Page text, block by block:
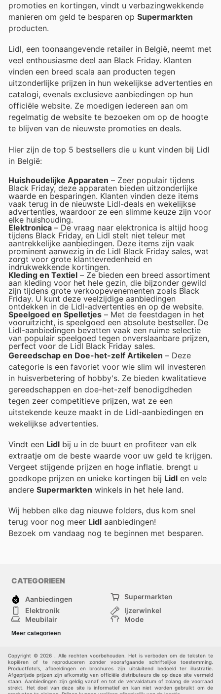
promoties en kortingen, vindt u verbazingwekkende
manieren om geld te besparen op Supermarkten
producten.
Lidl, een toonaangevende retailer in België, neemt met
veel enthousiasme deel aan Black Friday. Klanten
vinden een breed scala aan producten tegen
uitzonderlijke prijzen in hun wekelijkse advertenties en
catalogi, evenals exclusieve aanbiedingen op hun
officiële website. Ze moedigen iedereen aan om
regelmatig de website te bezoeken om op de hoogte
te blijven van de nieuwste promoties en deals.
Hier zijn de top 5 bestsellers die u kunt vinden bij Lidl
in België:
Huishoudelijke Apparaten – Zeer populair tijdens
Black Friday, deze apparaten bieden uitzonderlijke
waarde en besparingen. Klanten vinden deze items
vaak terug in de nieuwste Lidl-deals en wekelijkse
advertenties, waardoor ze een slimme keuze zijn voor
elke huishouding.
Elektronica – De vraag naar elektronica is altijd hoog
tijdens Black Friday, en Lidl stelt niet teleur met
aantrekkelijke aanbiedingen. Deze items zijn vaak
prominent aanwezig in de Lidl Black Friday sales, wat
zorgt voor grote klanttevredenheid en
indrukwekkende kortingen.
Kleding en Textiel – Ze bieden een breed assortiment
aan kleding voor het hele gezin, die bijzonder gewild
zijn tijdens grote verkoopevenementen zoals Black
Friday. U kunt deze veelzijdige aanbiedingen
ontdekken in de Lidl-advertenties en op de website.
Speelgoed en Spelletjes – Met de feestdagen in het
vooruitzicht, is speelgoed een absolute bestseller. De
Lidl-aanbiedingen bevatten vaak een ruime selectie
van populair speelgoed tegen onverslaanbare prijzen,
perfect voor de Lidl Black Friday sales.
Gereedschap en Doe-het-zelf Artikelen – Deze
categorie is een favoriet voor wie slim wil investeren
in huisverbetering of hobby's. Ze bieden kwalitatieve
gereedschappen en doe-het-zelf benodigdheden
tegen zeer competitieve prijzen, wat ze een
uitstekende keuze maakt in de Lidl-aanbiedingen en
wekelijkse advertenties.
Vindt een Lidl bij u in de buurt en profiteer van elk
extraatje om de beste waarde voor uw geld te krijgen.
Vergeet stijgende prijzen en hoge inflatie. brengt u
goedkope prijzen en unieke kortingen bij Lidl en vele
andere Supermarkten winkels in het hele land.
Wij hebben elke dag nieuwe folders, dus kom snel
terug voor nog meer Lidl aanbiedingen!
Bezoek om vandaag nog te beginnen met besparen.
CATEGORIEEN
Aanbiedingen
Supermarkten
Elektronik
Ijzerwinkel
Meubilair
Mode
Schoonheid
Meer categorieën
Copyright © 2026 . Alle rechten voorbehouden. Het is verboden om de teksten te
kopiëren of te reproduceren zonder voorafgaande schriftelijke toestemming.
Productfoto's, afbeeldingen en brochures zijn uitsluitend bedoeld ter illustratie.
Afgeprijsde prijzen zijn afkomstig van officiële distributeurs die op deze site vermeld
staan. Aanbiedingen zijn geldig vanaf en tot de vervaldatum of zolang de voorraad
strekt. Het doel van deze site is informatief en kan niet worden gebruikt om de